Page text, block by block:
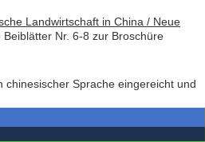
Landwirtschaft in China / Neue
Beiblätter Nr. 6-8 zur Broschüre
chinesischer Sprache eingereicht und